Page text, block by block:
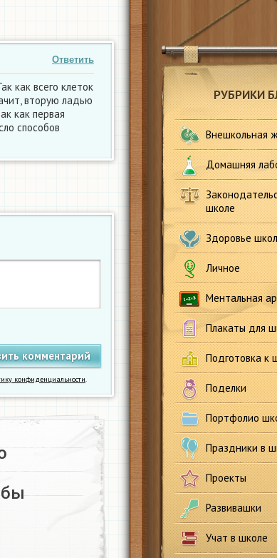
РУБРИКИ
Внешкольная
Домашняя
школе
Здоровье
Личное
Ментальная
Плакаты для
Подготовка к
Поделки
Портфолио
Праздники в
Проекты
Развивашки
Учат в школе
Ответить
как всего клеток
вторую ладью
как первая
способов
конфиденциальности.